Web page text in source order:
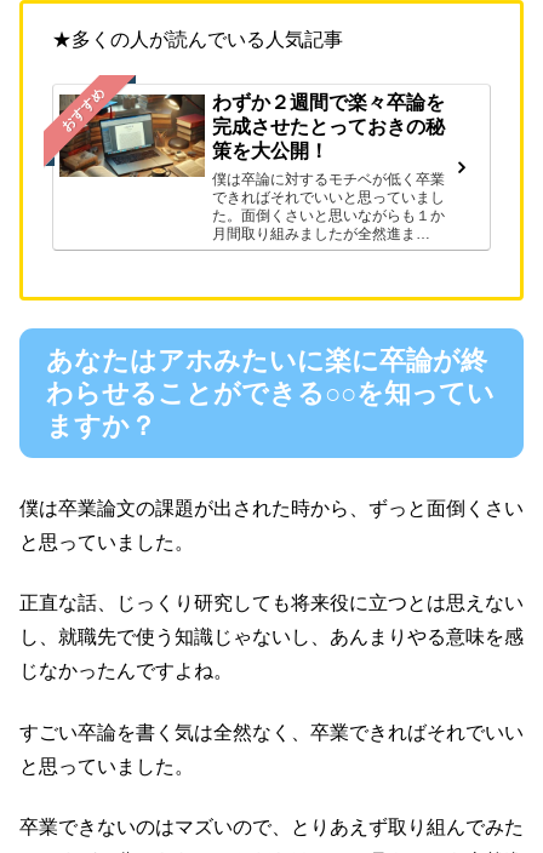
★多くの人が読んでいる人気記事
おすすめ
わずか２週間で楽々卒論を
完成させたとっておきの秘
策を大公開！
僕は卒論に対するモチベが低く卒業
できればそれでいいと思っていまし
た。面倒くさいと思いながらも１か
月間取り組みましたが全然進ま
ず…。途方に暮れていた時にある方
い人は必見です。
あなたはアホみたいに楽に卒論が終
わらせることができる○○を知ってい
ますか？
僕は卒業論文の課題が出された時から、ずっと面倒くさい
と思っていました。
正直な話、じっくり研究しても将来役に立つとは思えない
し、就職先で使う知識じゃないし、あんまりやる意味を感
じなかったんですよね。
すごい卒論を書く気は全然なく、卒業できればそれでいい
と思っていました。
卒業できないのはマズいので、とりあえず取り組んでみた